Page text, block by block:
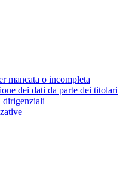
mancata o incompleta
dei dati da parte dei titolari
dirigenziali